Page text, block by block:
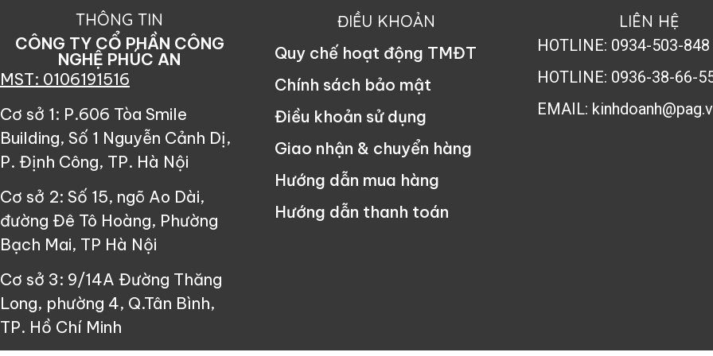
THÔNG TIN
CÔNG TY CỔ PHẦN CÔNG
NGHỆ PHÚC AN
MST: 0106191516
Cơ sở 1: P.606 Tòa Smile
Building, Số 1 Nguyễn Cảnh Dị,
P. Định Công, TP. Hà Nội
Cơ sở 2: Số 15, ngõ Ao Dài,
đường Đê Tô Hoàng, Phường
Bạch Mai, TP Hà Nội
Cơ sở 3: 9/14A Đường Thăng
Long, phường 4, Q.Tân Bình,
TP. Hồ Chí Minh
ĐIỀU KHOẢN
Quy chế hoạt động TMĐT
Chính sách bảo mật
Điều khoản sử dụng
Giao nhận & chuyển hàng
Hướng dẫn mua hàng
Hướng dẫn thanh toán
LIÊN HỆ
HOTLINE: 0934-503-848
HOTLINE: 0936-38-66-
EMAIL: